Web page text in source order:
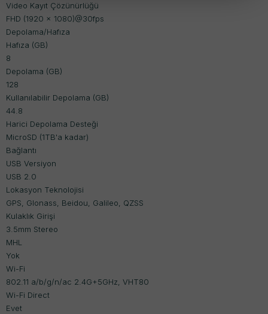
Video Kayıt Çözünürlüğü
FHD (1920 x 1080)@30fps
Depolama/Hafıza
Hafıza (GB)
8
Depolama (GB)
128
Kullanılabilir Depolama (GB)
44.8
Harici Depolama Desteği
MicroSD (1TB'a kadar)
Bağlantı
USB Versiyon
USB 2.0
Lokasyon Teknolojisi
GPS, Glonass, Beidou, Galileo, QZSS
Kulaklık Girişi
3.5mm Stereo
MHL
Yok
Wi-Fi
802.11 a/b/g/n/ac 2.4G+5GHz, VHT80
Wi-Fi Direct
Evet